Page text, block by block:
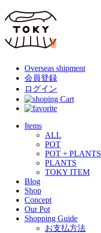
Overseas shipment
会員登録
ログイン
Items
ALL
POT
POT + PLANTS
PLANTS
TOKY ITEM
Blog
Shop
Concept
Our Pot
Shopping Guide
お支払方法